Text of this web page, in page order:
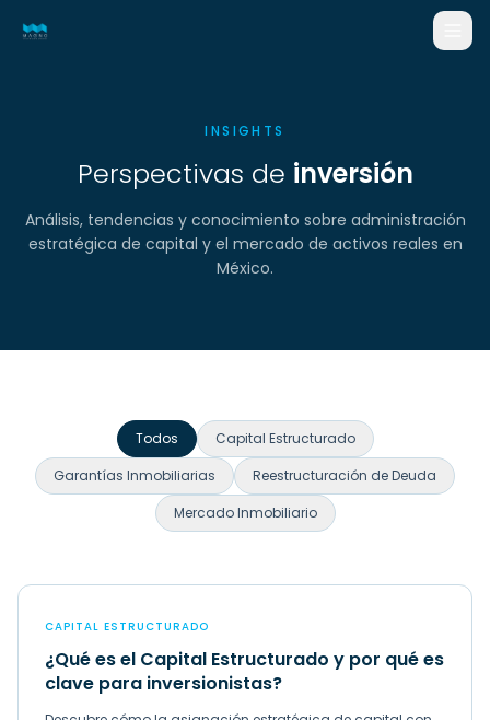
Estructura
INSIGHTS
Perspectivas de inversión
Análisis, tendencias y conocimiento sobre administración
estratégica de capital y el mercado de activos reales en
México.
Todos
Capital Estructurado
Garantías Inmobiliarias
Reestructuración de Deuda
Mercado Inmobiliario
CAPITAL ESTRUCTURADO
¿Qué es el Capital Estructurado y por qué es
clave para inversionistas?